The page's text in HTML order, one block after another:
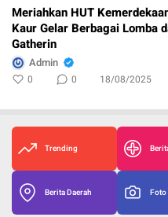
Meriahkan HUT
Kaur Gelar Berbagai Lomba
Gatherin
Admin
0 0 18/08/2025
Trending
Berita Daerah Foto